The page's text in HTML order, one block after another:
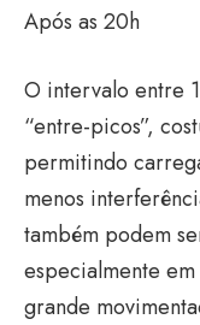
Após as 20h
O intervalo entre
“entre-picos”,
permitindo
menos
também podem
especialmente
grande